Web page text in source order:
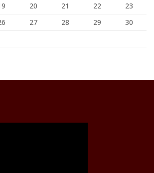
20 21 22
23
27 28 29
30